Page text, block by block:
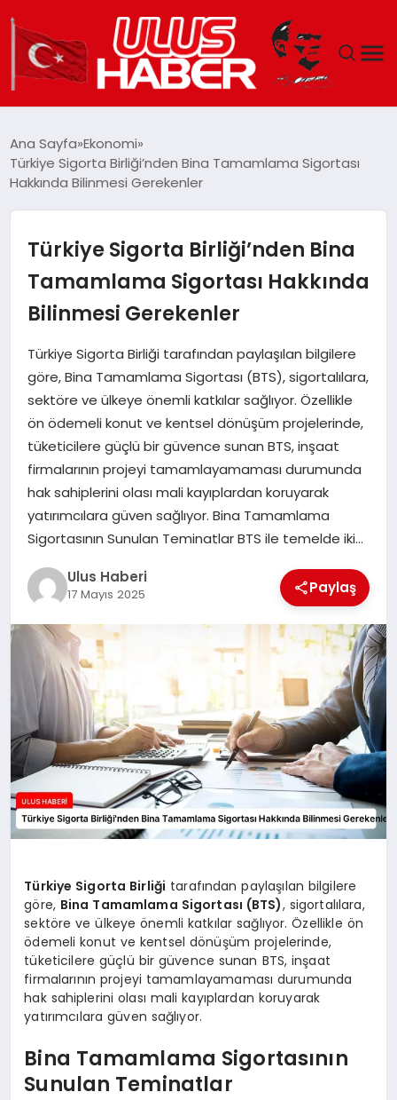
DÜNYA
TEKNOLOJI
EĞITIM
MAGAZIN
SPOR
YAŞAM
Ana Sayfa Ekonomi
Türkiye Sigorta Birliği’nden Bina Tamamlama Sigortası
Hakkında Bilinmesi Gerekenler
Türkiye Sigorta Birliği’nden Bina
Tamamlama Sigortası Hakkında
Bilinmesi Gerekenler
Türkiye Sigorta Birliği tarafından paylaşılan bilgilere
göre, Bina Tamamlama Sigortası (BTS), sigortalılara,
sektöre ve ülkeye önemli katkılar sağlıyor. Özellikle
ön ödemeli konut ve kentsel dönüşüm projelerinde,
tüketicilere güçlü bir güvence sunan BTS, inşaat
firmalarının projeyi tamamlayamaması durumunda
hak sahiplerini olası mali kayıplardan koruyarak
yatırımcılara güven sağlıyor. Bina Tamamlama
Sigortasının Sunulan Teminatlar BTS ile temelde iki…
Ulus Haberi
17 Mayıs 2025 Paylaş
Türkiye Sigorta Birliği tarafından paylaşılan bilgilere
göre, Bina Tamamlama Sigortası (BTS), sigortalılara,
sektöre ve ülkeye önemli katkılar sağlıyor. Özellikle ön
ödemeli konut ve kentsel dönüşüm projelerinde,
tüketicilere güçlü bir güvence sunan BTS, inşaat
firmalarının projeyi tamamlayamaması durumunda
hak sahiplerini olası mali kayıplardan koruyarak
yatırımcılara güven sağlıyor.
Bina Tamamlama Sigortasının
Sunulan Teminatlar